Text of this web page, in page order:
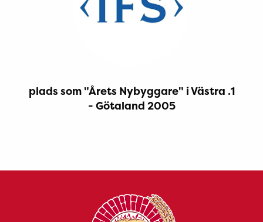
1. plads som "Årets Nybyggare" i Västra
Götaland 2005 -